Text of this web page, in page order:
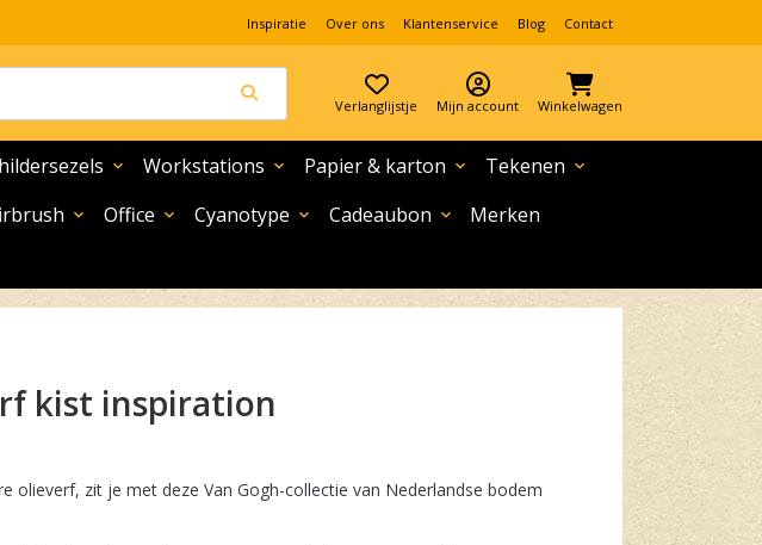
Inspiratie Over ons Klantenservice Blog Contact
Verlanglijstje Mijn account Winkelwagen
expand_more Workstations expand_more Papier & karton expand_more Tekenen expand_more
expand_more Office expand_more Cyanotype expand_more Cadeaubon expand_more
Merken
kist inspiration
olieverf, zit je met deze Van Gogh-collectie van Nederlandse bodem